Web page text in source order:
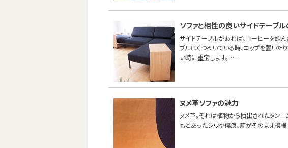
ソファと相性の良いサイドテーブ
サイドテーブルがあれば、コーヒーを飲ん
ブルはくつろいでいる時、コップを置いた
い時に重宝します。……
ヌメ革ソファの魅力
ヌメ革。それは植物から抽出されたタン
もとあったシワや傷痕、筋がそのまま模